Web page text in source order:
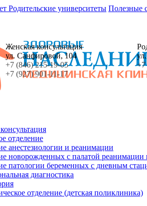
Родительские университеты Полезные
Женская консультация
ул. Санфировой, 104
+7 (846) 215-19-05
+7 (927) 901-11-17
+7
отделение
анестезиологии и реанимации
новорожденных с палатой реанимации
патологии беременных с дневным
диагностика
отделение (детская поликлиника)